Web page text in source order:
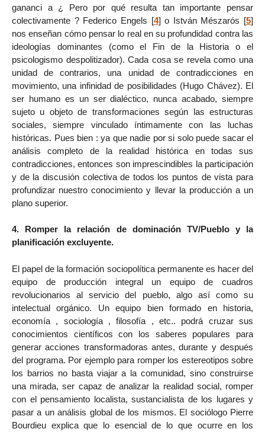
gananci a ¿ Pero por qué resulta tan importante pensar
colectivamente ? Federico Engels [4] o István Mészarós [5]
nos enseñan cómo pensar lo real en su profundidad contra las
ideologías dominantes (como el Fin de la Historia o el
psicologismo despolitizador). Cada cosa se revela como una
unidad de contrarios, una unidad de contradicciones en
movimiento, una infinidad de posibilidades (Hugo Chávez). El
ser humano es un ser dialéctico, nunca acabado, siempre
sujeto u objeto de transformaciones según las estructuras
sociales, siempre vinculado íntimamente con las luchas
históricas. Pues bien : ya que nadie por si solo puede sacar el
análisis completo de la realidad histórica en todas sus
contradicciones, entonces son imprescindibles la participación
y de la discusión colectiva de todos los puntos de vista para
profundizar nuestro conocimiento y llevar la producción a un
plano superior.
4. Romper la relación de dominación TV/Pueblo y la
planificación excluyente.
El papel de la formación sociopolítica permanente es hacer del
equipo de producción integral un equipo de cuadros
revolucionarios al servicio del pueblo, algo así como su
intelectual orgánico. Un equipo bien formado en historia,
economía , sociología , filosofía , etc.. podrá cruzar sus
conocimientos científicos con los saberes populares para
generar acciones transformadoras antes, durante y después
del programa. Por ejemplo para romper los estereotipos sobre
los barrios no basta viajar a la comunidad, sino construirse
una mirada, ser capaz de analizar la realidad social, romper
con el pensamiento localista, sustancialista de los lugares y
pasar a un análisis global de los mismos. El sociólogo Pierre
Bourdieu explica que lo esencial de lo que ocurre en los